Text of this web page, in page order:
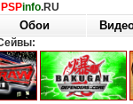
PSPinfo.RU
Обои